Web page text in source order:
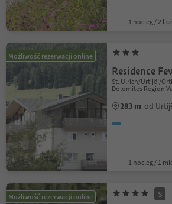
1 nocleg / 2
Możliwość rezerwacji online
Residence
St. Ulrich/Urtijëi/
Dolomites Region
283 m od
1 nocleg / 1
Możliwość rezerwacji online S